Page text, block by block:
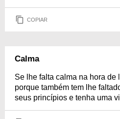
COPIAR
Calma
Se lhe falta calma na hora de
porque também tem lhe
seus princípios e tenha uma